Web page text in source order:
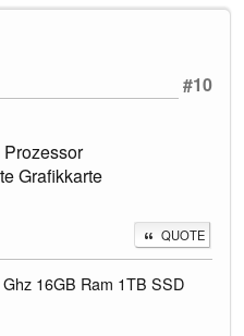
#10
Grafikkarte
QUOTE
16GB Ram 1TB SSD